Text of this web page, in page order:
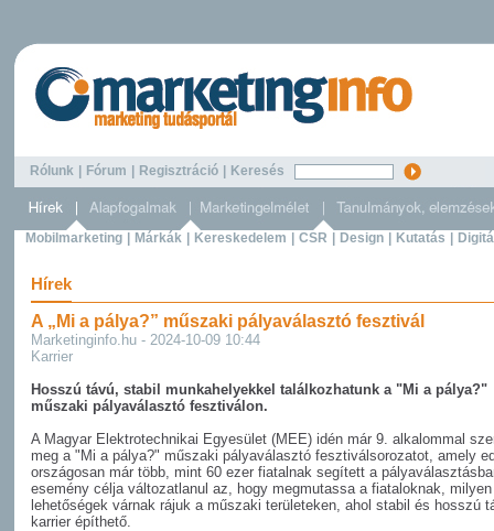
Rólunk Fórum Regisztráció Keresés
Mobilmarketing Márkák Kereskedelem CSR Design Kutatás
Hírek
A „Mi a pálya?” műszaki pályaválasztó fesztivál
Marketinginfo.hu - 2024-10-09 10:44
Karrier
Hosszú távú, stabil munkahelyekkel találkozhatunk a "Mi a pálya?"
műszaki pályaválasztó fesztiválon.
A Magyar Elektrotechnikai Egyesület (MEE) idén már 9. alkalommal
meg a "Mi a pálya?" műszaki pályaválasztó fesztiválsorozatot, amely
országosan már több, mint 60 ezer fiatalnak segített a
esemény célja változatlanul az, hogy megmutassa a fiataloknak, milyen
lehetőségek várnak rájuk a műszaki területeken, ahol stabil és hosszú
karrier építhető.